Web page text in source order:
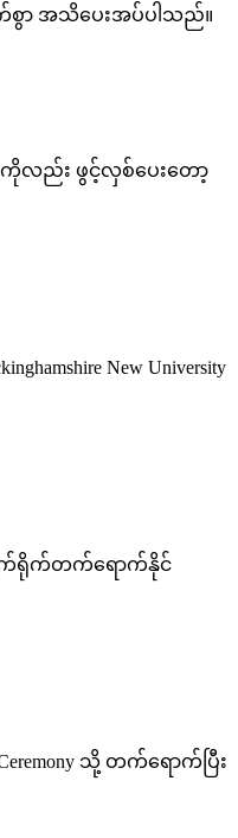
ာက်စွာ အသိပေးအပ်ပါသည်။
ကိုလည်း ဖွင့်လှစ်ပေးတော့
New University
ျား တိုက်ရိုက်တက်ရောက်နိုင်
သို့ တက်ရောက်ပြီး